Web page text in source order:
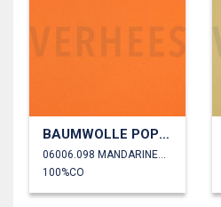
BAUMWOLLE POPELINE
100%CO